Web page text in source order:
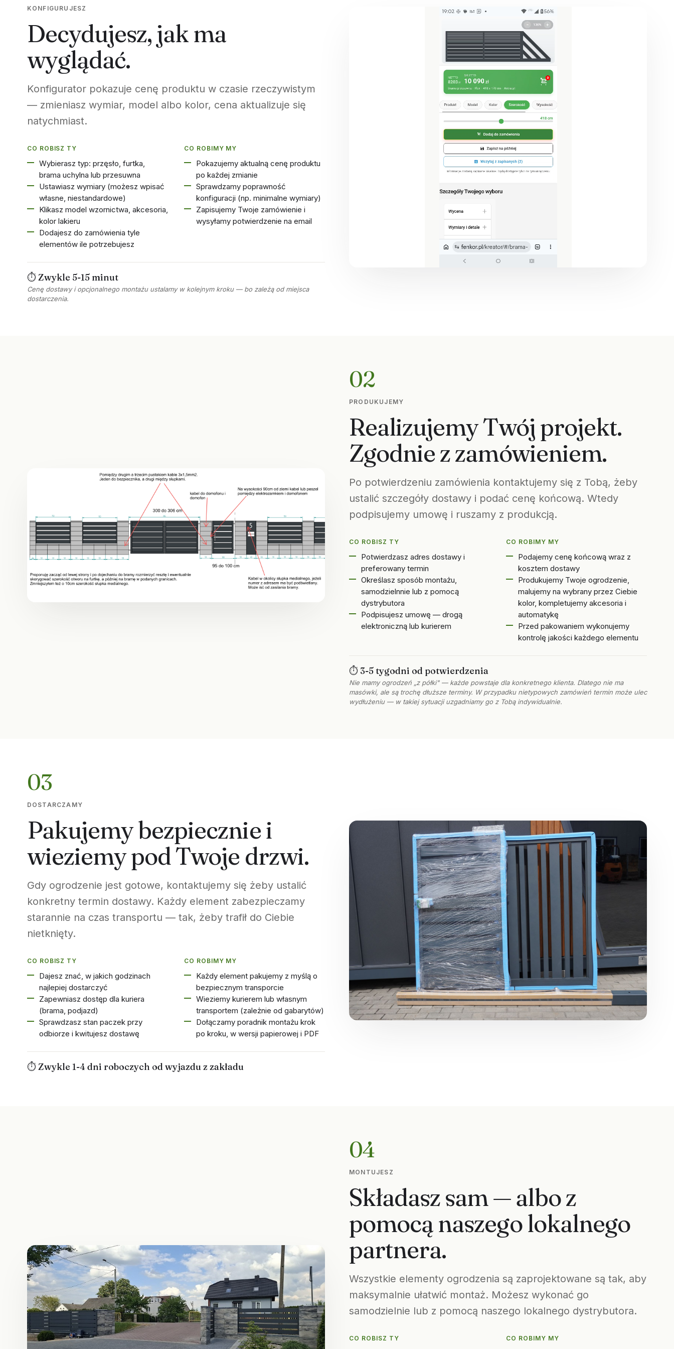
KONFIGURUJESZ
Decydujesz, jak ma
wyglądać.
Konfigurator pokazuje cenę produktu w czasie rzeczywistym
— zmieniasz wymiar, model albo kolor, cena aktualizuje się
natychmiast.
CO ROBISZ TY
Wybierasz typ: przęsło, furtka,
brama uchylna lub przesuwna
Ustawiasz wymiary (możesz wpisać
własne, niestandardowe)
Klikasz model wzornictwa, akcesoria,
kolor lakieru
Dodajesz do zamówienia tyle
elementów ile potrzebujesz
CO ROBIMY MY
Pokazujemy aktualną cenę produktu
po każdej zmianie
Sprawdzamy poprawność
konfiguracji (np. minimalne wymiary)
Zapisujemy Twoje zamówienie i
wysyłamy potwierdzenie na email
⏱ Zwykle 5-15 minut
Cenę dostawy i opcjonalnego montażu ustalamy w kolejnym kroku — bo zależą od miejsca
dostarczenia.
02
PRODUKUJEMY
Realizujemy Twój projekt.
Zgodnie z zamówieniem.
Po potwierdzeniu zamówienia kontaktujemy się z Tobą, żeby
ustalić szczegóły dostawy i podać cenę końcową. Wtedy
podpisujemy umowę i ruszamy z produkcją.
CO ROBISZ TY
Potwierdzasz adres dostawy i
preferowany termin
Określasz sposób montażu,
samodzielnnie lub z pomocą
dystrybutora
Podpisujesz umowę — drogą
elektroniczną lub kurierem
CO ROBIMY MY
Podajemy cenę końcową wraz z
kosztem dostawy
Produkujemy Twoje ogrodzenie,
malujemy na wybrany przez Ciebie
kolor, kompletujemy akcesoria i
automatykę
Przed pakowaniem wykonujemy
kontrolę jakości każdego elementu
⏱ 3-5 tygodni od potwierdzenia
Nie mamy ogrodzeń „z półki" — każde powstaje dla konkretnego klienta. Dlatego nie ma
masówki, ale są trochę dłuższe terminy. W przypadku nietypowych zamówień termin może ulec
wydłużeniu — w takiej sytuacji uzgadniamy go z Tobą indywidualnie.
03
DOSTARCZAMY
Pakujemy bezpiecznie i
wieziemy pod Twoje drzwi.
Gdy ogrodzenie jest gotowe, kontaktujemy się żeby ustalić
konkretny termin dostawy. Każdy element zabezpieczamy
starannie na czas transportu — tak, żeby trafił do Ciebie
nietknięty.
CO ROBISZ TY
Dajesz znać, w jakich godzinach
najlepiej dostarczyć
Zapewniasz dostęp dla kuriera
(brama, podjazd)
Sprawdzasz stan paczek przy
odbiorze i kwitujesz dostawę
CO ROBIMY MY
Każdy element pakujemy z myślą o
bezpiecznym transporcie
Wieziemy kurierem lub własnym
transportem (zależnie od gabarytów)
Dołączamy poradnik montażu krok
po kroku, w wersji papierowej i PDF
⏱ Zwykle 1-4 dni roboczych od wyjazdu z zakładu
04
MONTUJESZ
Składasz sam — albo z
pomocą naszego lokalnego
partnera.
Wszystkie elementy ogrodzenia są zaprojektowane są tak, aby
maksymalnie ułatwić montaż. Możesz wykonać go
samodzielnie lub z pomocą naszego lokalnego dystrybutora.
CO ROBISZ TY CO ROBIMY MY